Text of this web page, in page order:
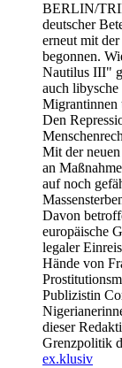
BERLIN/
deutscher
erneut mit
begonnen.
Nautilus III"
auch
Migrantinnen
Den
Mit der
an
auf noch
Davon
europäische
legaler
Hände von
Publizistin
dieser
Grenzpolitik
ex.klusiv